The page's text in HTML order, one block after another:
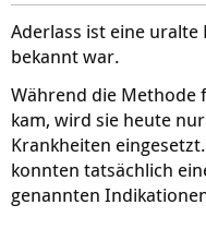
Aderlass ist eine
bekannt war.
Während die Methode
kam, wird sie heute
Krankheiten
konnten tatsächlich
genannten